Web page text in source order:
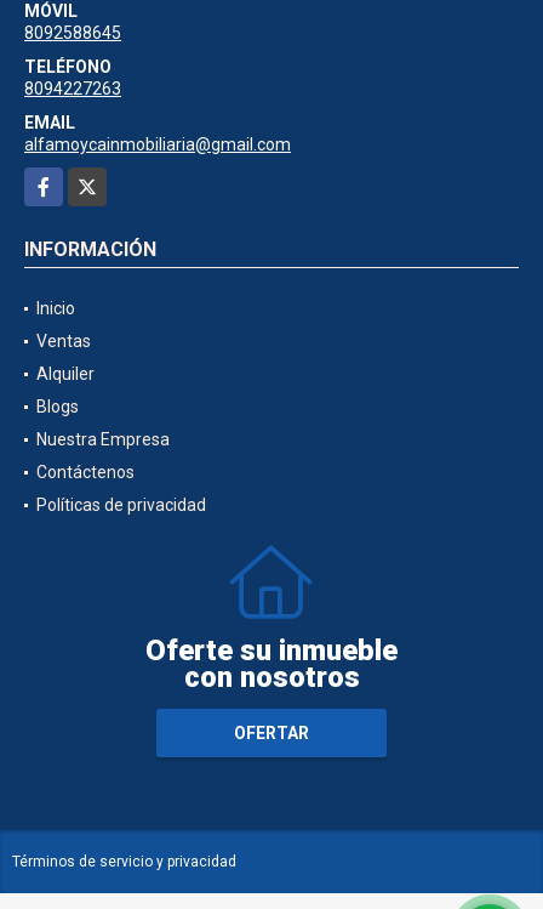
MÓVIL
8092588645
TELÉFONO
8094227263
EMAIL
alfamoycainmobiliaria@gmail.com
Facebook
INFORMACIÓN
Inicio
Ventas
Alquiler
Blogs
Nuestra Empresa
Contáctenos
Políticas de privacidad
Oferte su inmueble
con nosotros
OFERTAR
Términos de servicio y privacidad